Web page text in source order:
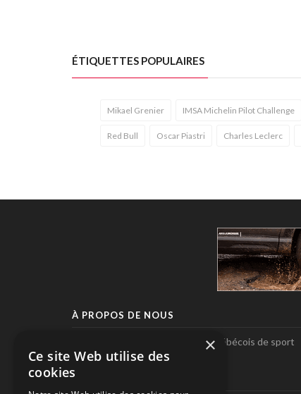
ÉTIQUETTES POPULAIRES
Mikael Grenier IMSA Michelin Pilot Challenge
Red Bull Oscar Piastri Charles Leclerc
À PROPOS DE NOUS
Pole-Position, le seul magazine québécois de sport
automobile.
SUIVEZ-NOUS
×
Ce site Web utilise des
cookies